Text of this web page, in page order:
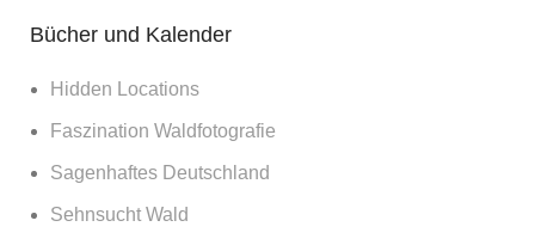
Bücher und Kalender
Hidden Locations
Faszination Waldfotografie
Sagenhaftes Deutschland
Sehnsucht Wald